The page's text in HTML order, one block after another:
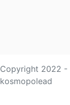
Copyright 2022 -
kosmopolead